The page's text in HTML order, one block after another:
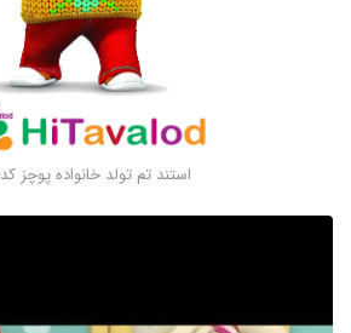
استند تم تولد خانواده پوچز کد363